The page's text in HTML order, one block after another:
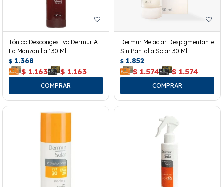
Tónico Descongestivo Dermur A
La Manzanilla 130 Ml.
$ 1.368
$ 1.163 $ 1.163
Dermur Melaclar Despigmentante
Sin Pantalla Solar 30 Ml.
$ 1.852
$ 1.574 $ 1.574